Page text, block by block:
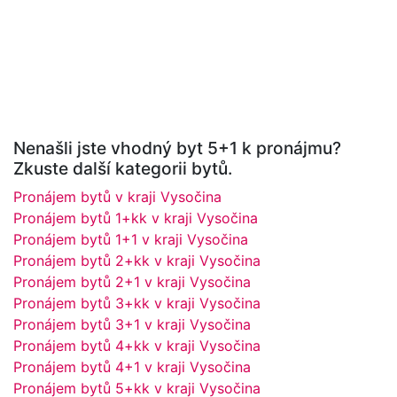
Nenašli jste vhodný byt 5+1 k pronájmu?
Zkuste další kategorii bytů.
Pronájem bytů v kraji Vysočina
Pronájem bytů 1+kk v kraji Vysočina
Pronájem bytů 1+1 v kraji Vysočina
Pronájem bytů 2+kk v kraji Vysočina
Pronájem bytů 2+1 v kraji Vysočina
Pronájem bytů 3+kk v kraji Vysočina
Pronájem bytů 3+1 v kraji Vysočina
Pronájem bytů 4+kk v kraji Vysočina
Pronájem bytů 4+1 v kraji Vysočina
Pronájem bytů 5+kk v kraji Vysočina